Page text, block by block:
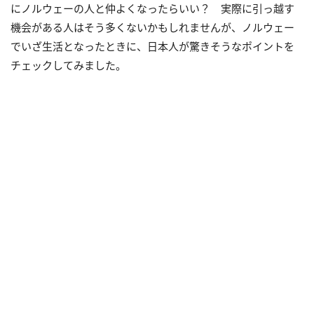
にノルウェーの人と仲よくなったらいい？ 実際に引っ越す
機会がある人はそう多くないかもしれませんが、ノルウェー
でいざ生活となったときに、日本人が驚きそうなポイントを
チェックしてみました。